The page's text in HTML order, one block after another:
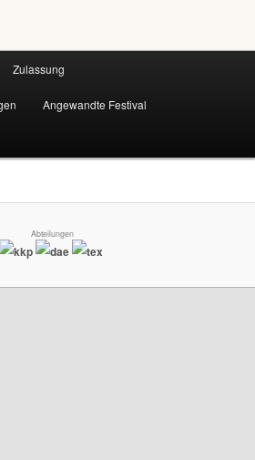
Kunst Wien
Zulassung
Angewandte Festival
Abteilungen